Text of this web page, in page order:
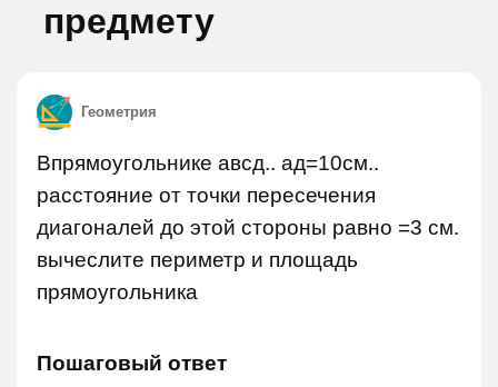
предмету
Геометрия
Впрямоугольнике авсд.. ад=10см..
расстояние от точки пересечения
диагоналей до этой стороны равно =3 см.
вычеслите периметр и площадь
прямоугольника
Пошаговый ответ